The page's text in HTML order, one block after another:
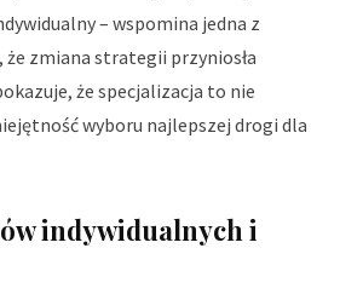
– wspomina jedna z
zmiana strategii przyniosła
że specjalizacja to nie
wyboru najlepszej drogi dla
indywidualnych i